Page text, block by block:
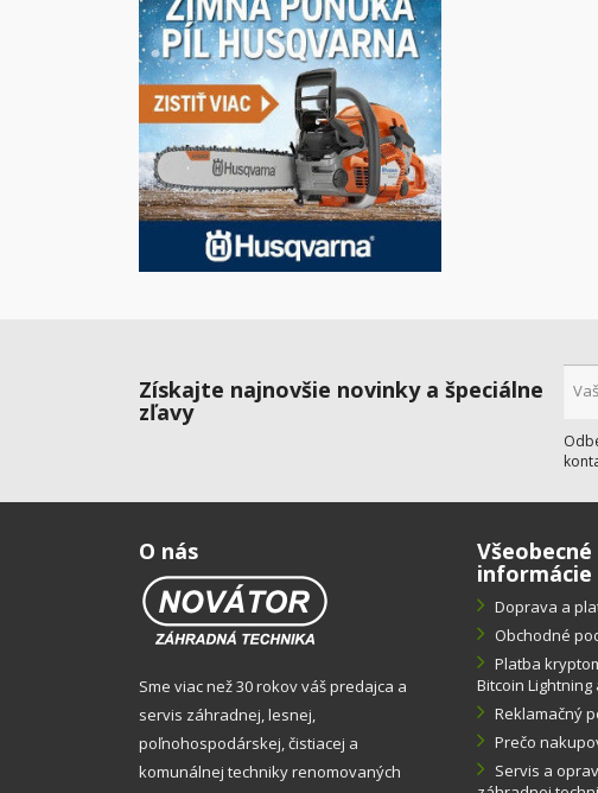
Získajte najnovšie novinky a špeciálne
zľavy
O nás
Sme viac než 30 rokov váš predajca a
servis záhradnej, lesnej,
poľnohospodárskej, čistiacej a
komunálnej techniky renomovaných
Všeobecné
informácie
Doprava a
Obchodné
Platba
Bitcoin Lightning
Reklamačný
Prečo
Servis a